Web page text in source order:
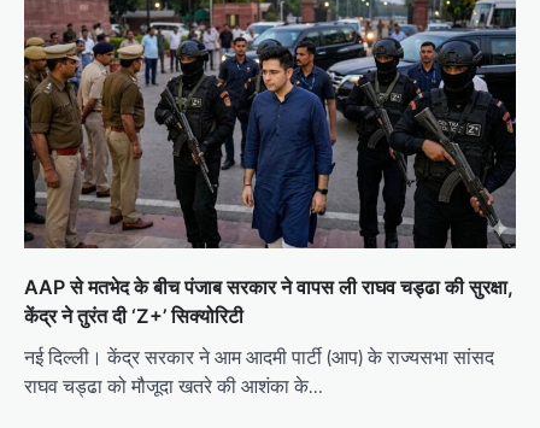
AAP से मतभेद के बीच पंजाब सरकार ने वापस ली राघव चड्ढा की सुरक्षा,
केंद्र ने तुरंत दी ‘Z+’ सिक्योरिटी
नई दिल्ली। केंद्र सरकार ने आम आदमी पार्टी (आप) के राज्यसभा सांसद
राघव चड्ढा को मौजूदा खतरे की आशंका के…